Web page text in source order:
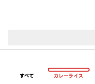
すべて カレーライス